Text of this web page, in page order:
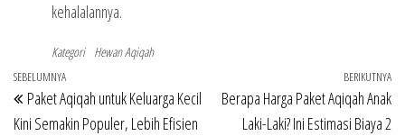
kehalalannya.
Kategori Hewan Aqiqah
Navigasi
pos
Pos
Sebelumnya
SEBELUMNYA
Paket Aqiqah untuk Keluarga Kecil
Kini Semakin Populer, Lebih Efisien
BERIKUTNYA
Berapa Harga Paket Aqiqah Anak
Laki-Laki? Ini Estimasi Biaya 2